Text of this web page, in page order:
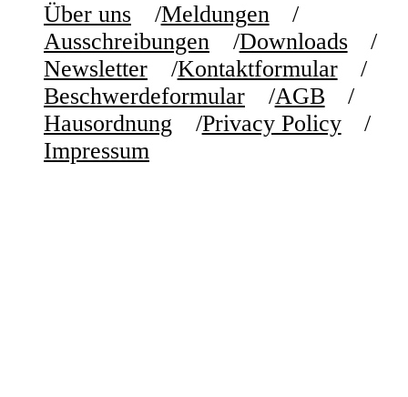
Über uns
Meldungen
Ausschreibungen
Downloads
Newsletter
Kontaktformular
Beschwerdeformular
AGB
Hausordnung
Privacy Policy
Impressum